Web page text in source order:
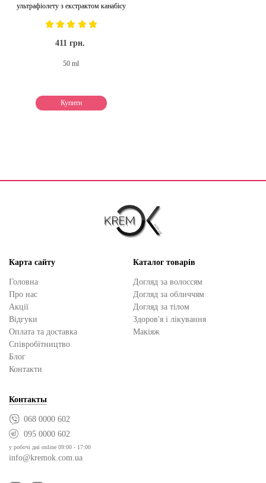
ультрафіолету з екстрактом канабісу
411 грн.
50 ml
Купити
Карта сайту
Головна
Про нас
Акції
Відгуки
Оплата та доставка
Cпівробітництво
Блог
Контакти
Каталог товарів
Догляд за волоссям
Догляд за обличчям
Догляд за тілом
Здоров'я і лікування
Макіяж
Контакты
068 0000 602
095 0000 602
у робочі дні online 09:00 - 17:00
info@kremok.com.ua